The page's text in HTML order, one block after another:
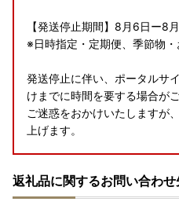
【発送停止期間】8月6日ー8
※日時指定・定期便、季節物・
発送停止に伴い、ポータルサ
けまでに時間を要する場合が
ご迷惑をおかけいたしますが
上げます。
【ワンストップ特例申請オン
内】
返礼品に関するお問い合わせ